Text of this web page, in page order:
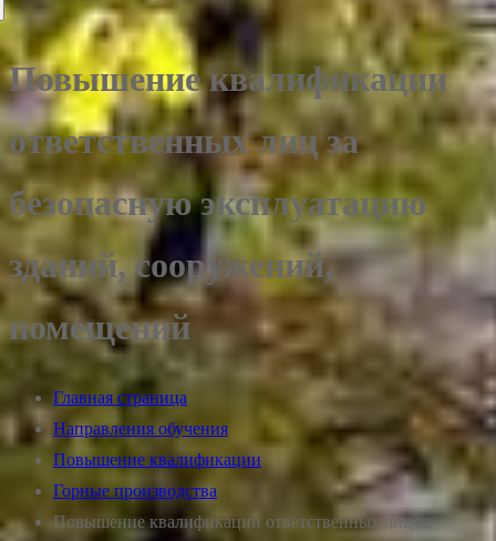
Повышение квалификации
ответственных лиц за
безопасную эксплуатацию
зданий, сооружений,
помещений
Главная страница
Направления обучения
Повышение квалификации
Горные производства
Повышение квалификации ответственных лиц за